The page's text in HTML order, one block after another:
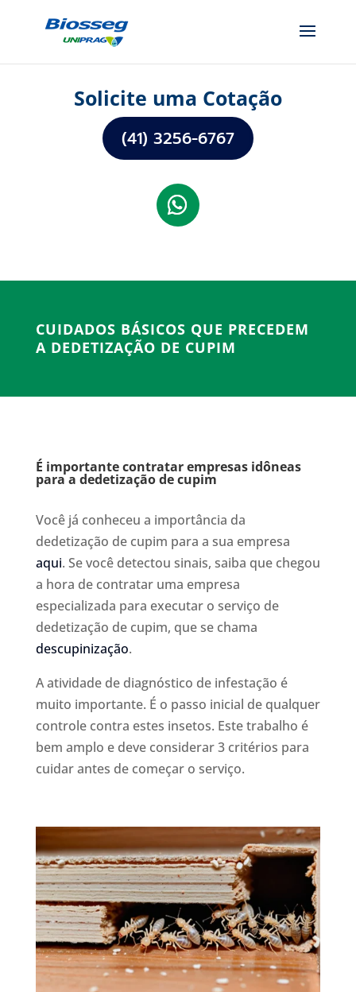
Solicite uma Cotação
(41) 3256-6767
CUIDADOS BÁSICOS QUE PRECEDEM
A DEDETIZAÇÃO DE CUPIM
É importante contratar empresas idôneas
para a dedetização de cupim
Você já conheceu a importância da
dedetização de cupim para a sua empresa
aqui. Se você detectou sinais, saiba que chegou
a hora de contratar uma empresa
especializada para executar o serviço de
dedetização de cupim, que se chama
descupinização.
A atividade de diagnóstico de infestação é
muito importante. É o passo inicial de qualquer
controle contra estes insetos. Este trabalho é
bem amplo e deve considerar 3 critérios para
cuidar antes de começar o serviço.